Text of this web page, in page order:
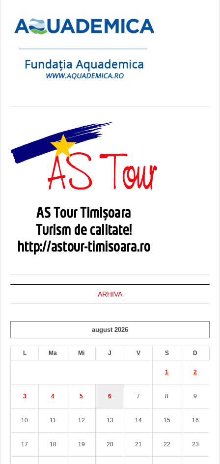
ARHIVA
august 2026
L Ma Mi J V S D
1 2
3 4 5 6 7 8 9
10 11 12 13 14 15 16
17 18 19 20 21 22 23